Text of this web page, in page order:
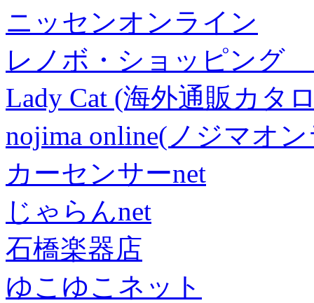
ニッセンオンライン
レノボ・ショッピング
Lady Cat (海外通販カタ
nojima online(ノジマオ
カーセンサーnet
じゃらんnet
石橋楽器店
ゆこゆこネット